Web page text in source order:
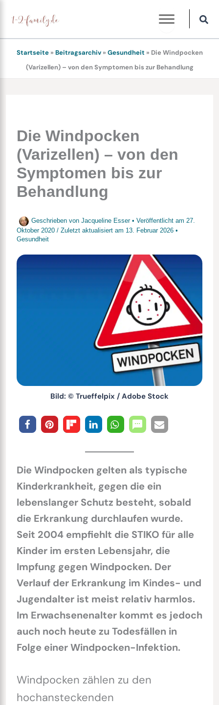
Inhalt
springen
Startseite» Beitragsarchiv» Gesundheit » Die Windpocken
(Varizellen) – von den Symptomen bis zur Behandlung
Die Windpocken
(Varizellen) – von den
Symptomen bis zur
Behandlung
Geschrieben von Jacqueline Esser • Veröffentlicht am 27.
Oktober 2020 / Zuletzt aktualisiert am 13. Februar 2026•
Gesundheit
Bild: © Trueffelpix / Adobe Stock
Die Windpocken gelten als typische
Kinderkrankheit, gegen die ein
lebenslanger Schutz besteht, sobald
die Erkrankung durchlaufen wurde.
Seit 2004 empfiehlt die STIKO für alle
Kinder im ersten Lebensjahr, die
Impfung gegen Windpocken. Der
Verlauf der Erkrankung im Kindes- und
Jugendalter ist meist relativ harmlos.
Im Erwachsenenalter kommt es jedoch
auch noch heute zu Todesfällen in
Folge einer Windpocken-Infektion.
Windpocken zählen zu den
hochansteckenden